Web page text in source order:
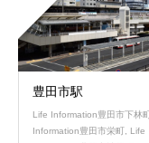
豊田市駅
Life Information豊田市下林
Information豊田市栄町
Life